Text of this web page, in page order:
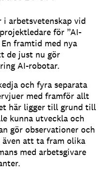
arbetsvetenskap vid
för ”AI-
framtid med nya
de just nu gör
AI-robotar.
och fyra separata
med framför allt
här ligger till grund till
kunna utveckla och
gör observationer och
att ta fram olika
med arbetsgivare